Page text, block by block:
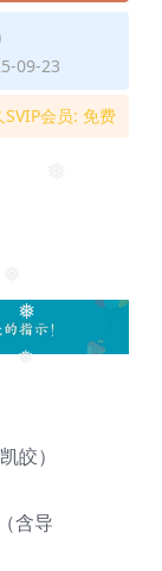
❅ ❅
09-23
SVIP会员: 免费
皎）
含导